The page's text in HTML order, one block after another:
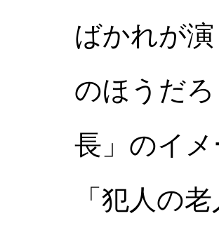
ばかれが
のほうだ
長」のイ
「犯人の